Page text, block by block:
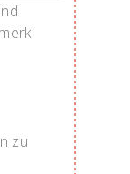
zu